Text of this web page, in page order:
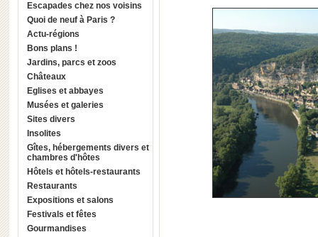
Escapades chez nos voisins
Quoi de neuf à Paris ?
Actu-régions
Bons plans !
Jardins, parcs et zoos
Châteaux
Eglises et abbayes
Musées et galeries
Sites divers
Insolites
Gîtes, hébergements divers et
chambres d'hôtes
Hôtels et hôtels-restaurants
Restaurants
Expositions et salons
Festivals et fêtes
Gourmandises